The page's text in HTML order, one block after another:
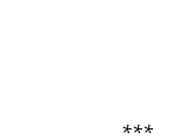
***